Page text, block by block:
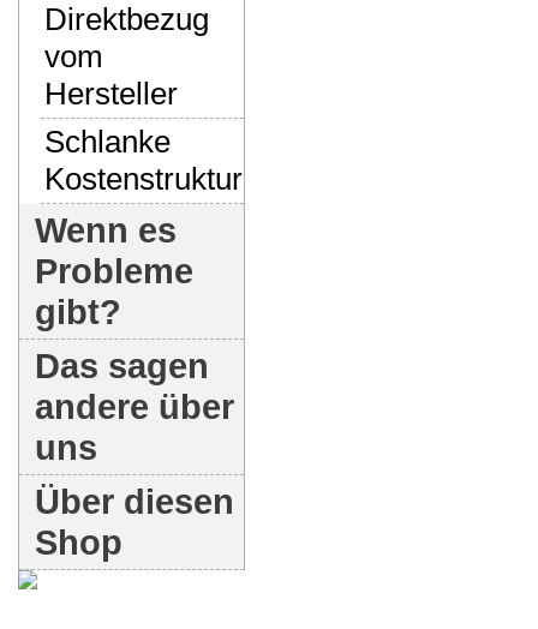
Direktbezug
vom
Hersteller
Schlanke
Kostenstruktur
Wenn es
Probleme
gibt?
Das sagen
andere über
uns
Über diesen
Shop